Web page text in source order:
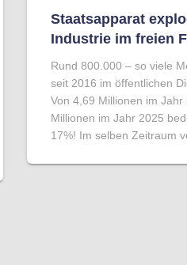
Staatsapparat
Industrie im freien
Rund 800.000 – so viele
seit 2016 im öffentlichen
Von 4,69 Millionen im Jahr
Millionen im Jahr 2025
17%! Im selben Zeitraum